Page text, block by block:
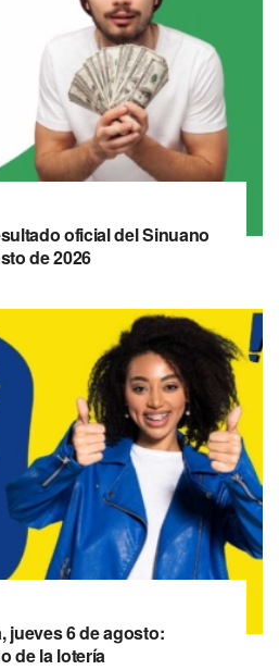
oficial del Sinuano
de 2026
jueves 6 de agosto:
de la lotería